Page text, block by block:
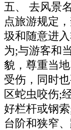
五、 去风景
点旅游规定
圾和随意进
为;与游客和
貌，尊重当
受伤，同时
区蛇虫咬伤;
好栏杆或钢
台阶和狭窄